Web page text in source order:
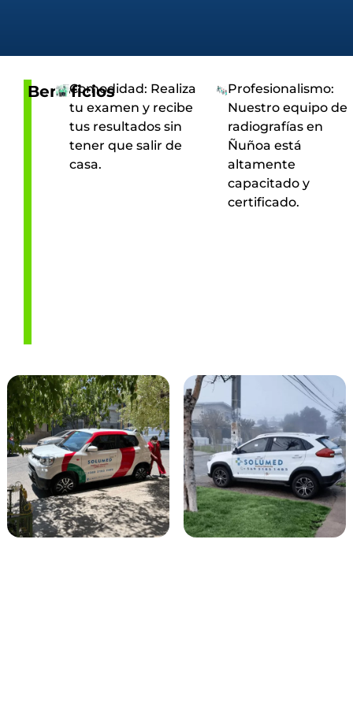
Beneficios
Comodidad: Realiza
tu examen y recibe
tus resultados sin
tener que salir de
casa.
Profesionalismo:
Nuestro equipo de
radiografías en
Ñuñoa está
altamente
capacitado y
certificado.